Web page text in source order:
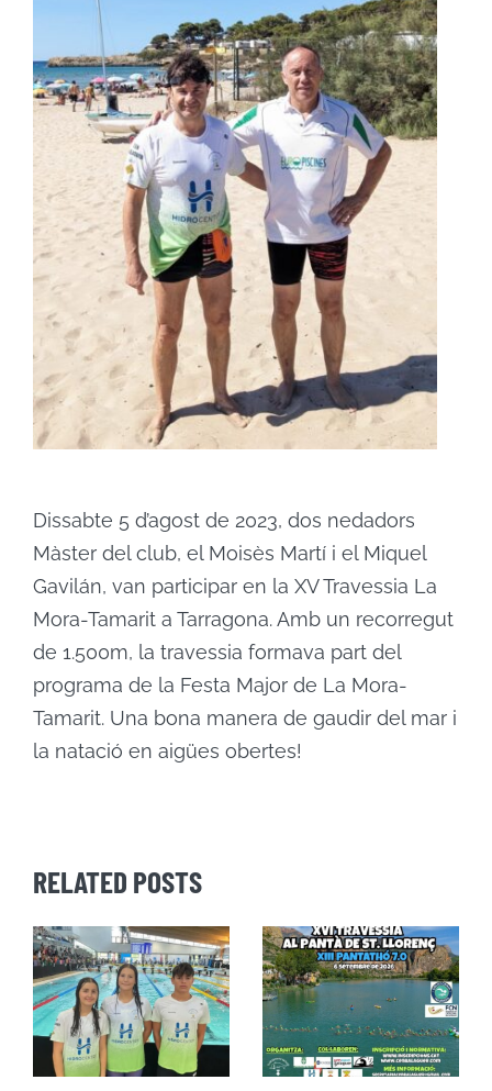
ACTIVITATS
CONTACTE
PATROCINADORS
RESULTATS
BOTIGA
Dissabte 5 d’agost de 2023, dos nedadors
Màster del club, el Moisès Martí i el Miquel
Gavilán, van participar en la XV Travessia La
Mora-Tamarit a Tarragona. Amb un recorregut
de 1.500m, la travessia formava part del
programa de la Festa Major de La Mora-
Tamarit. Una bona manera de gaudir del mar i
la natació en aigües obertes!
RELATED POSTS